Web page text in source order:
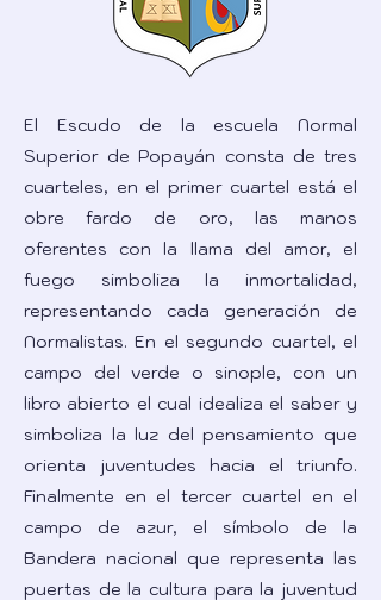
El Escudo de la escuela Normal
Superior de Popayán consta de tres
cuarteles, en el primer cuartel está el
obre fardo de oro, las manos
oferentes con la llama del amor, el
fuego simboliza la inmortalidad,
representando cada generación de
Normalistas. En el segundo cuartel, el
campo del verde o sinople, con un
libro abierto el cual idealiza el saber y
simboliza la luz del pensamiento que
orienta juventudes hacia el triunfo.
Finalmente en el tercer cuartel en el
campo de azur, el símbolo de la
Bandera nacional que representa las
puertas de la cultura para la juventud